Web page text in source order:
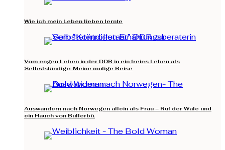
Wie ich mein Leben lieben lernte
Vom engen Leben in der DDR in ein freies Leben als
Selbstständige: Meine mutige Reise
Auswandern nach Norwegen allein als Frau – Ruf der Wale und
ein Hauch von Bullerbü.